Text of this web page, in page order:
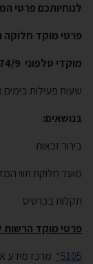
לנוחיותכם פרטי
פרטי מוקד חלוקה
מוקדי טלפוני 077-7711174/9
שעות פעילות בימים א-ה
בנושאים:
בירור זכאות
מועד חלוקת תווי
תקלות בכרטיס
פרטי מוקד הרשות
*5105 מרכז מידע